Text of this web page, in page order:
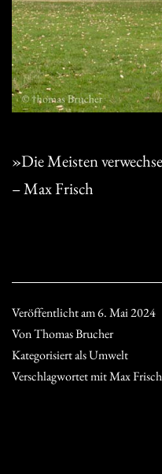
»Die Meisten
– Max Frisch
Veröffentlicht am6. Mai 2024
VonThomas Brucher
Kategorisiert alsUmwelt
Verschlagwortet mitMax Frisch